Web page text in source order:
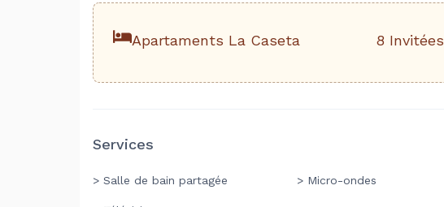
Apartaments La Caseta 8 Invitées
Services
> Salle de bain partagée > Micro-ondes